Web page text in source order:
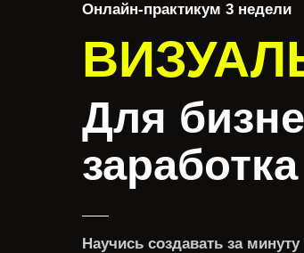
Для
заработка
Научись создавать за
Онлайн-практикум 3 недели